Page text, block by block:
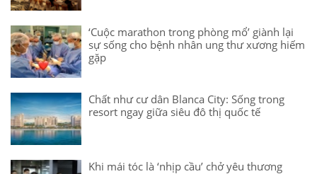
‘Cuộc marathon trong phòng mổ’ giành lại
sự sống cho bệnh nhân ung thư xương hiếm
gặp
Chất như cư dân Blanca City: Sống trong
resort ngay giữa siêu đô thị quốc tế
Khi mái tóc là ‘nhịp cầu’ chở yêu thương